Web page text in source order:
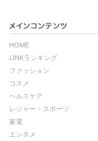
HOME
LINKランキング
ファッション
コスメ
ヘルスケア
レジャー・スポーツ
家電
エンタメ